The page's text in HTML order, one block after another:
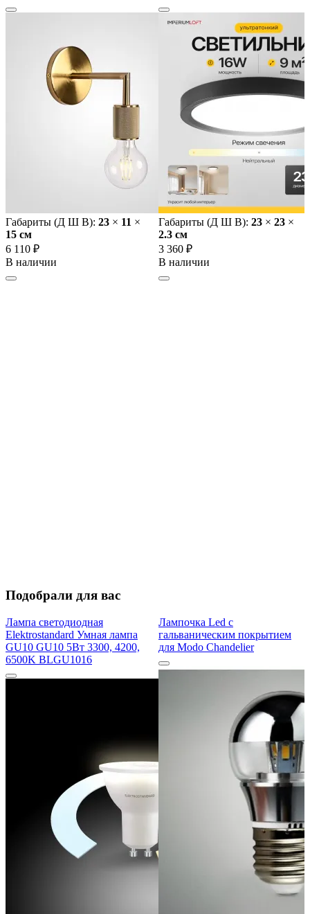
Габариты (Д Ш В): 23 × 11 ×
15 cм
6 110 ₽
В наличии
Габариты (Д Ш В): 23 × 23 ×
2.3 cм
3 360 ₽
В наличии
Подобрали для вас
Лампа светодиодная
Elektrostandard Умная лампа
GU10 GU10 5Вт 3300, 4200,
6500K BLGU1016
Лампочка Led с
гальваническим покрытием
для Modo Chandelier